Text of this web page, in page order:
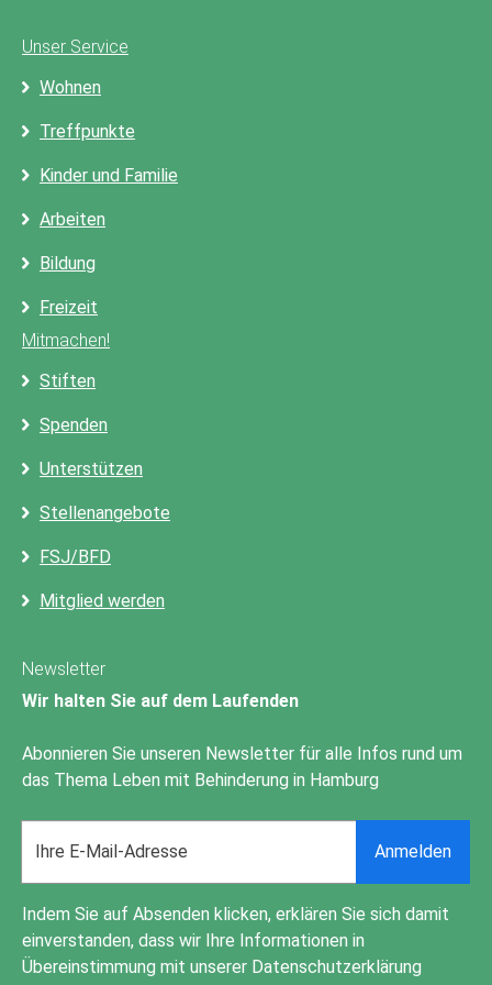
Unser Service
Wohnen
Treffpunkte
Kinder und Familie
Arbeiten
Bildung
Freizeit
Mitmachen!
Stiften
Spenden
Unterstützen
Stellenangebote
FSJ/BFD
Mitglied werden
Newsletter
Wir halten Sie auf dem Laufenden
Abonnieren Sie unseren Newsletter für alle Infos rund um
das Thema Leben mit Behinderung in Hamburg
address
Anmelden
Indem Sie auf Absenden klicken, erklären Sie sich damit
einverstanden, dass wir Ihre Informationen in
Übereinstimmung mit unserer Datenschutzerklärung